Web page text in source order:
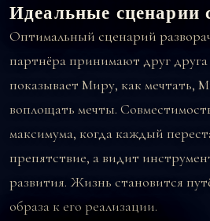
Идеальные сценарии
Оптимальный сценарий
партнёра принимают друг друга
показывает Миру, как мечтать,
воплощать мечты.
максимума, когда каждый
препятствие, а видит
развития. Жизнь становится
образа к его реализации.